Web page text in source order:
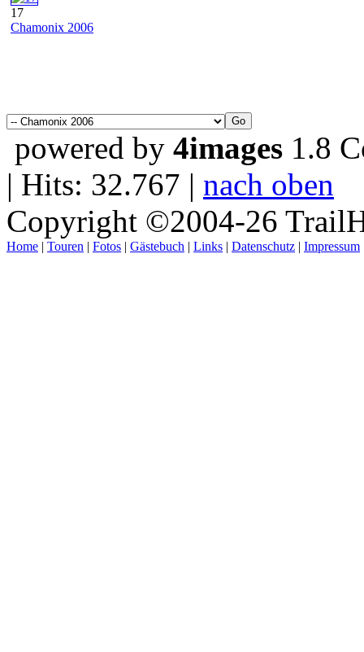
17
Chamonix 2006
powered by 4images 1.8
| Hits: 32.767 | nach oben
Copyright ©2004-26
Home | Touren | Fotos | Gästebuch | Links | Datenschutz | Impressum